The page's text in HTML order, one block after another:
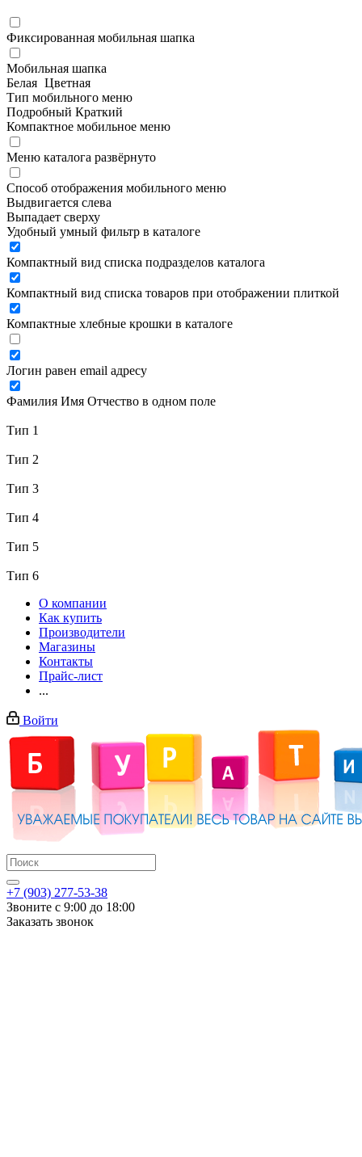
Фиксированная мобильная шапка
Мобильная шапка
Белая Цветная
Тип мобильного меню
Подробный Краткий
Компактное мобильное меню
Меню каталога развёрнуто
Способ отображения мобильного меню
Выдвигается слева
Выпадает сверху
Удобный умный фильтр в каталоге
Компактный вид списка подразделов каталога
Компактный вид списка товаров при отображении плиткой
Компактные хлебные крошки в каталоге
Логин равен email адресу
Фамилия Имя Отчество в одном поле
Тип 1
Тип 2
Тип 3
Тип 4
Тип 5
Тип 6
О компании
Как купить
Производители
Магазины
Контакты
Прайс-лист
...
Войти
+7 (903) 277-53-38
Звоните с 9:00 до 18:00
Заказать звонок